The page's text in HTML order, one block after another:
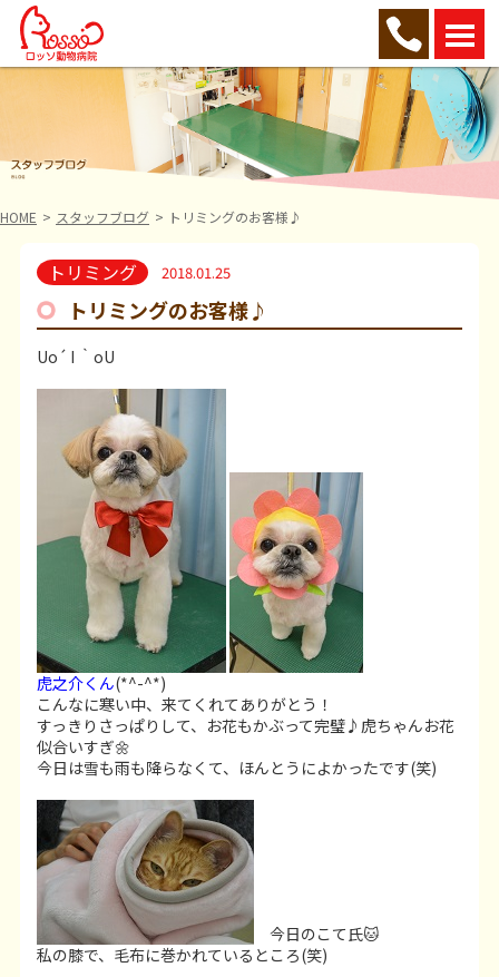
HOME スタッフブログ トリミングのお客様♪
トリミング 2018.01.25
トリミングのお客様♪
Uo´ I ｀oU
虎之介くん(*^-^*)
こんなに寒い中、来てくれてありがとう！
すっきりさっぱりして、お花もかぶって完璧♪虎ちゃんお花
似合いすぎ🌼
今日は雪も雨も降らなくて、ほんとうによかったです(笑)
今日のこて氏🐱
私の膝で、毛布に巻かれているところ(笑)